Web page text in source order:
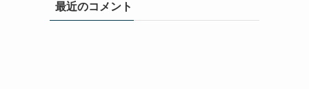
最近のコメント